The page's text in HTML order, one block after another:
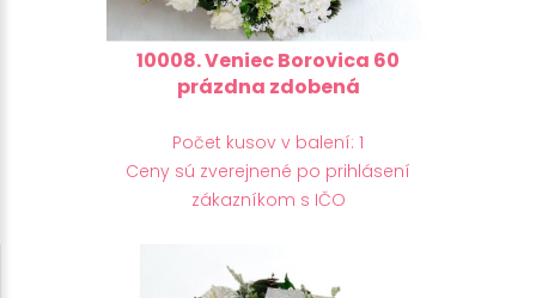
10008. Veniec Borovica 60
prázdna zdobená
Počet kusov v balení: 1
Ceny sú zverejnené po prihlásení
zákazníkom s IČO